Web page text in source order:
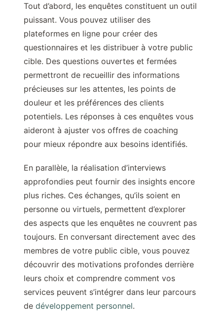
Tout d’abord, les enquêtes constituent un outil
puissant. Vous pouvez utiliser des
plateformes en ligne pour créer des
questionnaires et les distribuer à votre public
cible. Des questions ouvertes et fermées
permettront de recueillir des informations
précieuses sur les attentes, les points de
douleur et les préférences des clients
potentiels. Les réponses à ces enquêtes vous
aideront à ajuster vos offres de coaching
pour mieux répondre aux besoins identifiés.
En parallèle, la réalisation d’interviews
approfondies peut fournir des insights encore
plus riches. Ces échanges, qu’ils soient en
personne ou virtuels, permettent d’explorer
des aspects que les enquêtes ne couvrent pas
toujours. En conversant directement avec des
membres de votre public cible, vous pouvez
découvrir des motivations profondes derrière
leurs choix et comprendre comment vos
services peuvent s’intégrer dans leur parcours
de développement personnel.